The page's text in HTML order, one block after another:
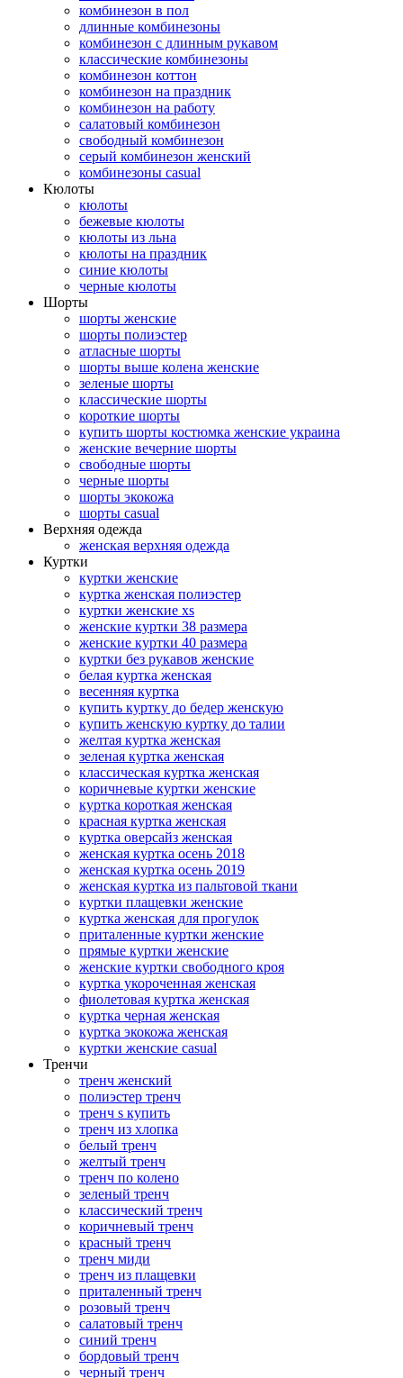
комбинезон в пол
длинные комбинезоны
комбинезон с длинным рукавом
классические комбинезоны
комбинезон коттон
комбинезон на праздник
комбинезон на работу
салатовый комбинезон
свободный комбинезон
серый комбинезон женский
комбинезоны casual
Кюлоты
кюлоты
бежевые кюлоты
кюлоты из льна
кюлоты на праздник
синие кюлоты
черные кюлоты
Шорты
шорты женские
шорты полиэстер
атласные шорты
шорты выше колена женские
зеленые шорты
классические шорты
короткие шорты
купить шорты костюмка женские украина
женские вечерние шорты
свободные шорты
черные шорты
шорты экокожа
шорты casual
Верхняя одежда
женская верхняя одежда
Куртки
куртки женские
куртка женская полиэстер
куртки женские xs
женские куртки 38 размера
женские куртки 40 размера
куртки без рукавов женские
белая куртка женская
весенняя куртка
купить куртку до бедер женскую
купить женскую куртку до талии
желтая куртка женская
зеленая куртка женская
классическая куртка женская
коричневые куртки женские
куртка короткая женская
красная куртка женская
куртка оверсайз женская
женская куртка осень 2018
женская куртка осень 2019
женская куртка из пальтовой ткани
куртки плащевки женские
куртка женская для прогулок
приталенные куртки женские
прямые куртки женские
женские куртки свободного кроя
куртка укороченная женская
фиолетовая куртка женская
куртка черная женская
куртка экокожа женская
куртки женские casual
Тренчи
тренч женский
полиэстер тренч
тренч s купить
тренч из хлопка
белый тренч
желтый тренч
тренч по колено
зеленый тренч
классический тренч
коричневый тренч
красный тренч
тренч миди
тренч из плащевки
приталенный тренч
розовый тренч
салатовый тренч
синий тренч
бордовый тренч
черный тренч